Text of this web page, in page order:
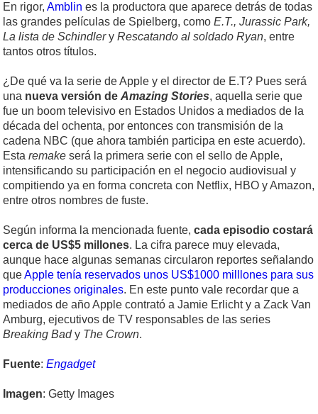
En rigor, Amblin es la productora que aparece detrás de todas
las grandes películas de Spielberg, como E.T., Jurassic Park,
La lista de Schindlery Rescatando al soldado Ryan, entre
tantos otros títulos.
¿De qué va la serie de Apple y el director de E.T? Pues será
una nueva versión de Amazing Stories, aquella serie que
fue un boom televisivo en Estados Unidos a mediados de la
década del ochenta, por entonces con transmisión de la
cadena NBC (que ahora también participa en este acuerdo).
Esta remake será la primera serie con el sello de Apple,
intensificando su participación en el negocio audiovisual y
compitiendo ya en forma concreta con Netflix, HBO y Amazon,
entre otros nombres de fuste.
Según informa la mencionada fuente, cada episodio costará
cerca de US$5 millones. La cifra parece muy elevada,
aunque hace algunas semanas circularon reportes señalando
queApple tenía reservados unos US$1000 milllones para sus
producciones originales. En este punto vale recordar que a
mediados de año Apple contrató a Jamie Erlicht y a Zack Van
Amburg, ejecutivos de TV responsables de las series
Breaking Bady The Crown.
Fuente: Engadget
Imagen: Getty Images